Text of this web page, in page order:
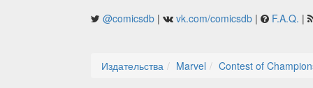
@comicsdb | vk.com/comicsdb | F.A.Q. |
Издательства Marvel Contest of